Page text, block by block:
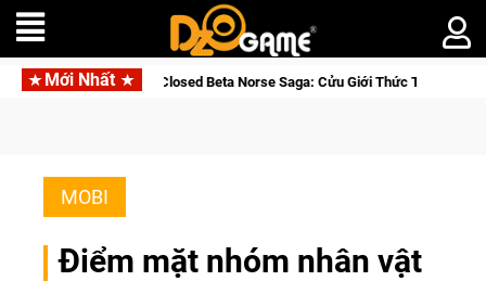
Mới Nhất
Beta Norse Saga: Cửu Giới Thức Tỉnh, Săn DJI Osmo Pocket 3 Ngay
MOBI
Điểm mặt nhóm nhân vật